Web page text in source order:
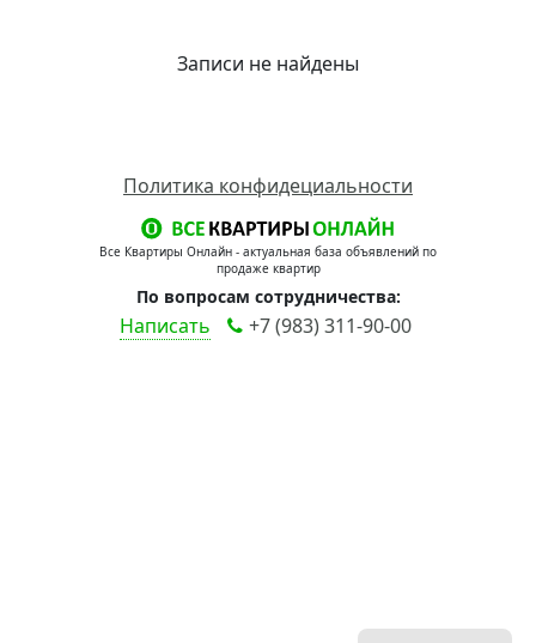
Записи не найдены
Политика конфидециальности
Все Квартиры Онлайн - актуальная база объявлений по
продаже квартир
По вопросам сотрудничества:
Написать +7 (983) 311-90-00